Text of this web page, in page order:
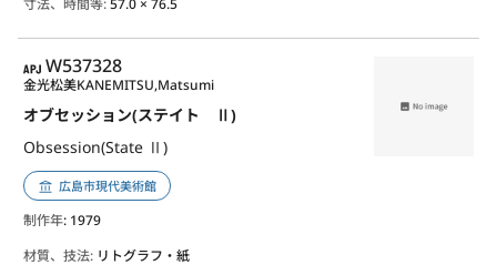
寸法、時間等:57.0 × 76.5
APJ
W537328
オブセッション(ステイト Ⅱ)
Obsession(State Ⅱ)
金光松美KANEMITSU,Matsumi
広島市現代美術館
制作年: 1979
材質、技法: リトグラフ・紙